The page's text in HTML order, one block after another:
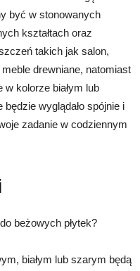
być w stonowanych
kształtach oraz
takich jak salon,
drewniane, natomiast
w kolorze białym lub
wyglądało spójnie i
zadanie w codziennym
beżowych płytek?
białym lub szarym będą